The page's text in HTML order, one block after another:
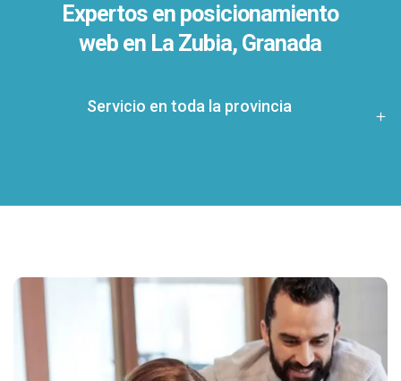
Expertos en posicionamiento
web en La Zubia, Granada
Servicio en toda la provincia